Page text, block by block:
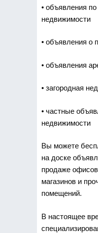
• объявления
недвижимости
• объявления о
• объявления
• загородная
• частные
недвижимости
Вы можете
на доске
продаже
магазинов и
помещений.
В настоящее